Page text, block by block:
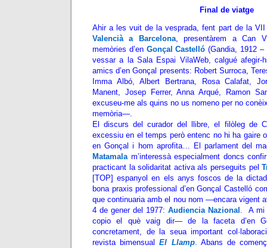
Final de viatge
Ahir a les vuit de la vesprada, fent part de la
Valencià a Barcelona, presentàrem a Can
memòries d’en Gonçal Castelló (Gandia, 1912
vessar a la Sala Espai VilaWeb, calgué
amics d’en Gonçal presents: Robert Surroca,
Imma Albó, Albert Bertrana, Rosa Calafat,
Manent, Josep Ferrer,Anna Arqué,
Ramon
excuseu-me als quins no us nomeno per no
memòria—.
El discurs del curador del llibre, el filòleg de
excessiu en el temps però entenc no hi ha gaire
en Gonçal i hom aprofita… El parlament del
Matamalam’interessà especialment doncs
practicant la solidaritat activa als perseguits pel
[TOP] espanyol en els anys foscos de la
bona praxis professional d’en Gonçal Castelló
que continuaria amb el nou nom —encara vigent
4 de gener del 1977:Audiencia Nazional . A mi
copio el què vaig dir— de la faceta d’en
concretament, de la seua important
revista bimensualEl Llamp. Abans de